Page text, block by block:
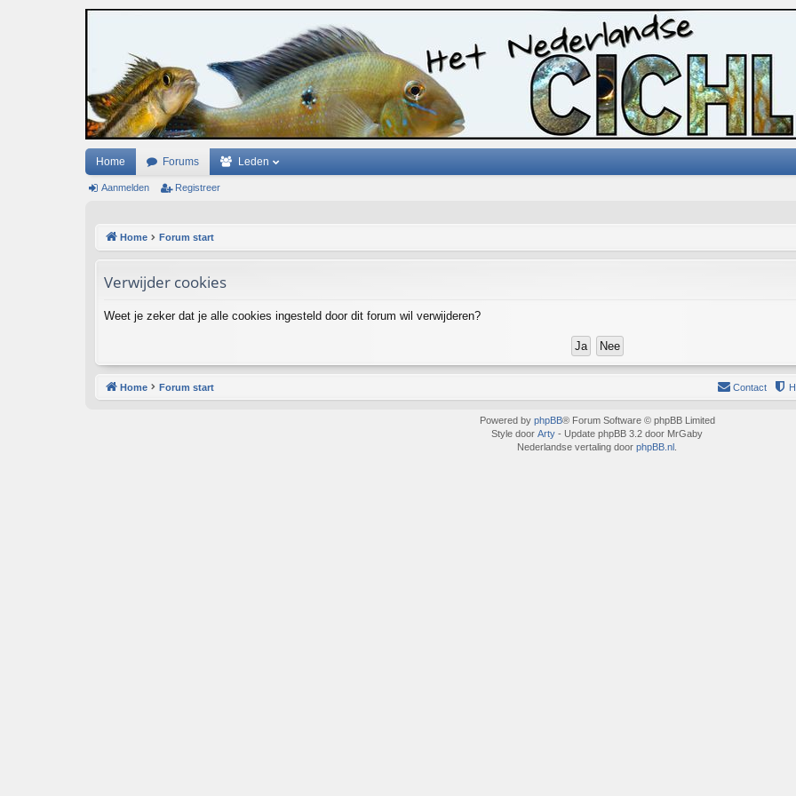
Home Forums Leden
Aanmelden Registreer
Home Forum start
Verwijder cookies
Weet je zeker dat je alle cookies ingesteld door dit forum wil verwijderen?
Home Forum start Contact
Powered by phpBB® Forum Software © phpBB Limited
Style door Arty - Update phpBB 3.2 door MrGaby
Nederlandse vertaling door phpBB.nl